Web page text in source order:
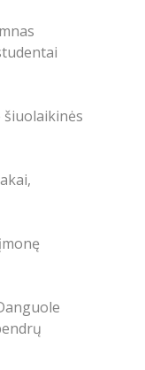
šiuolaikinės